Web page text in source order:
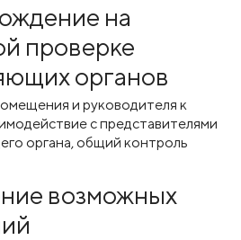
на
проверке
органов
и руководителя к
с представителями
органа, общий контроль
возможных